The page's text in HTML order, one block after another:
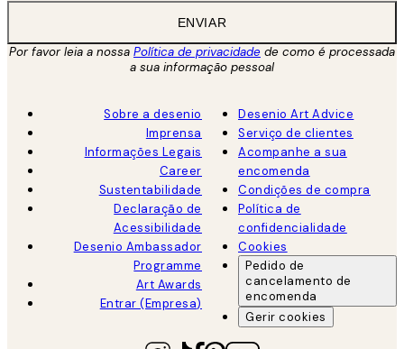
ENVIAR
Por favor leia a nossa Política de privacidade de como é processada
a sua informação pessoal
Sobre a desenio
Imprensa
Informações Legais
Career
Sustentabilidade
Declaração de
Acessibilidade
Desenio Ambassador
Programme
Art Awards
Entrar (Empresa)
Desenio Art Advice
Serviço de clientes
Acompanhe a sua
encomenda
Condições de compra
Política de
confidencialidade
Cookies
Pedido de
cancelamento de
encomenda
Gerir cookies